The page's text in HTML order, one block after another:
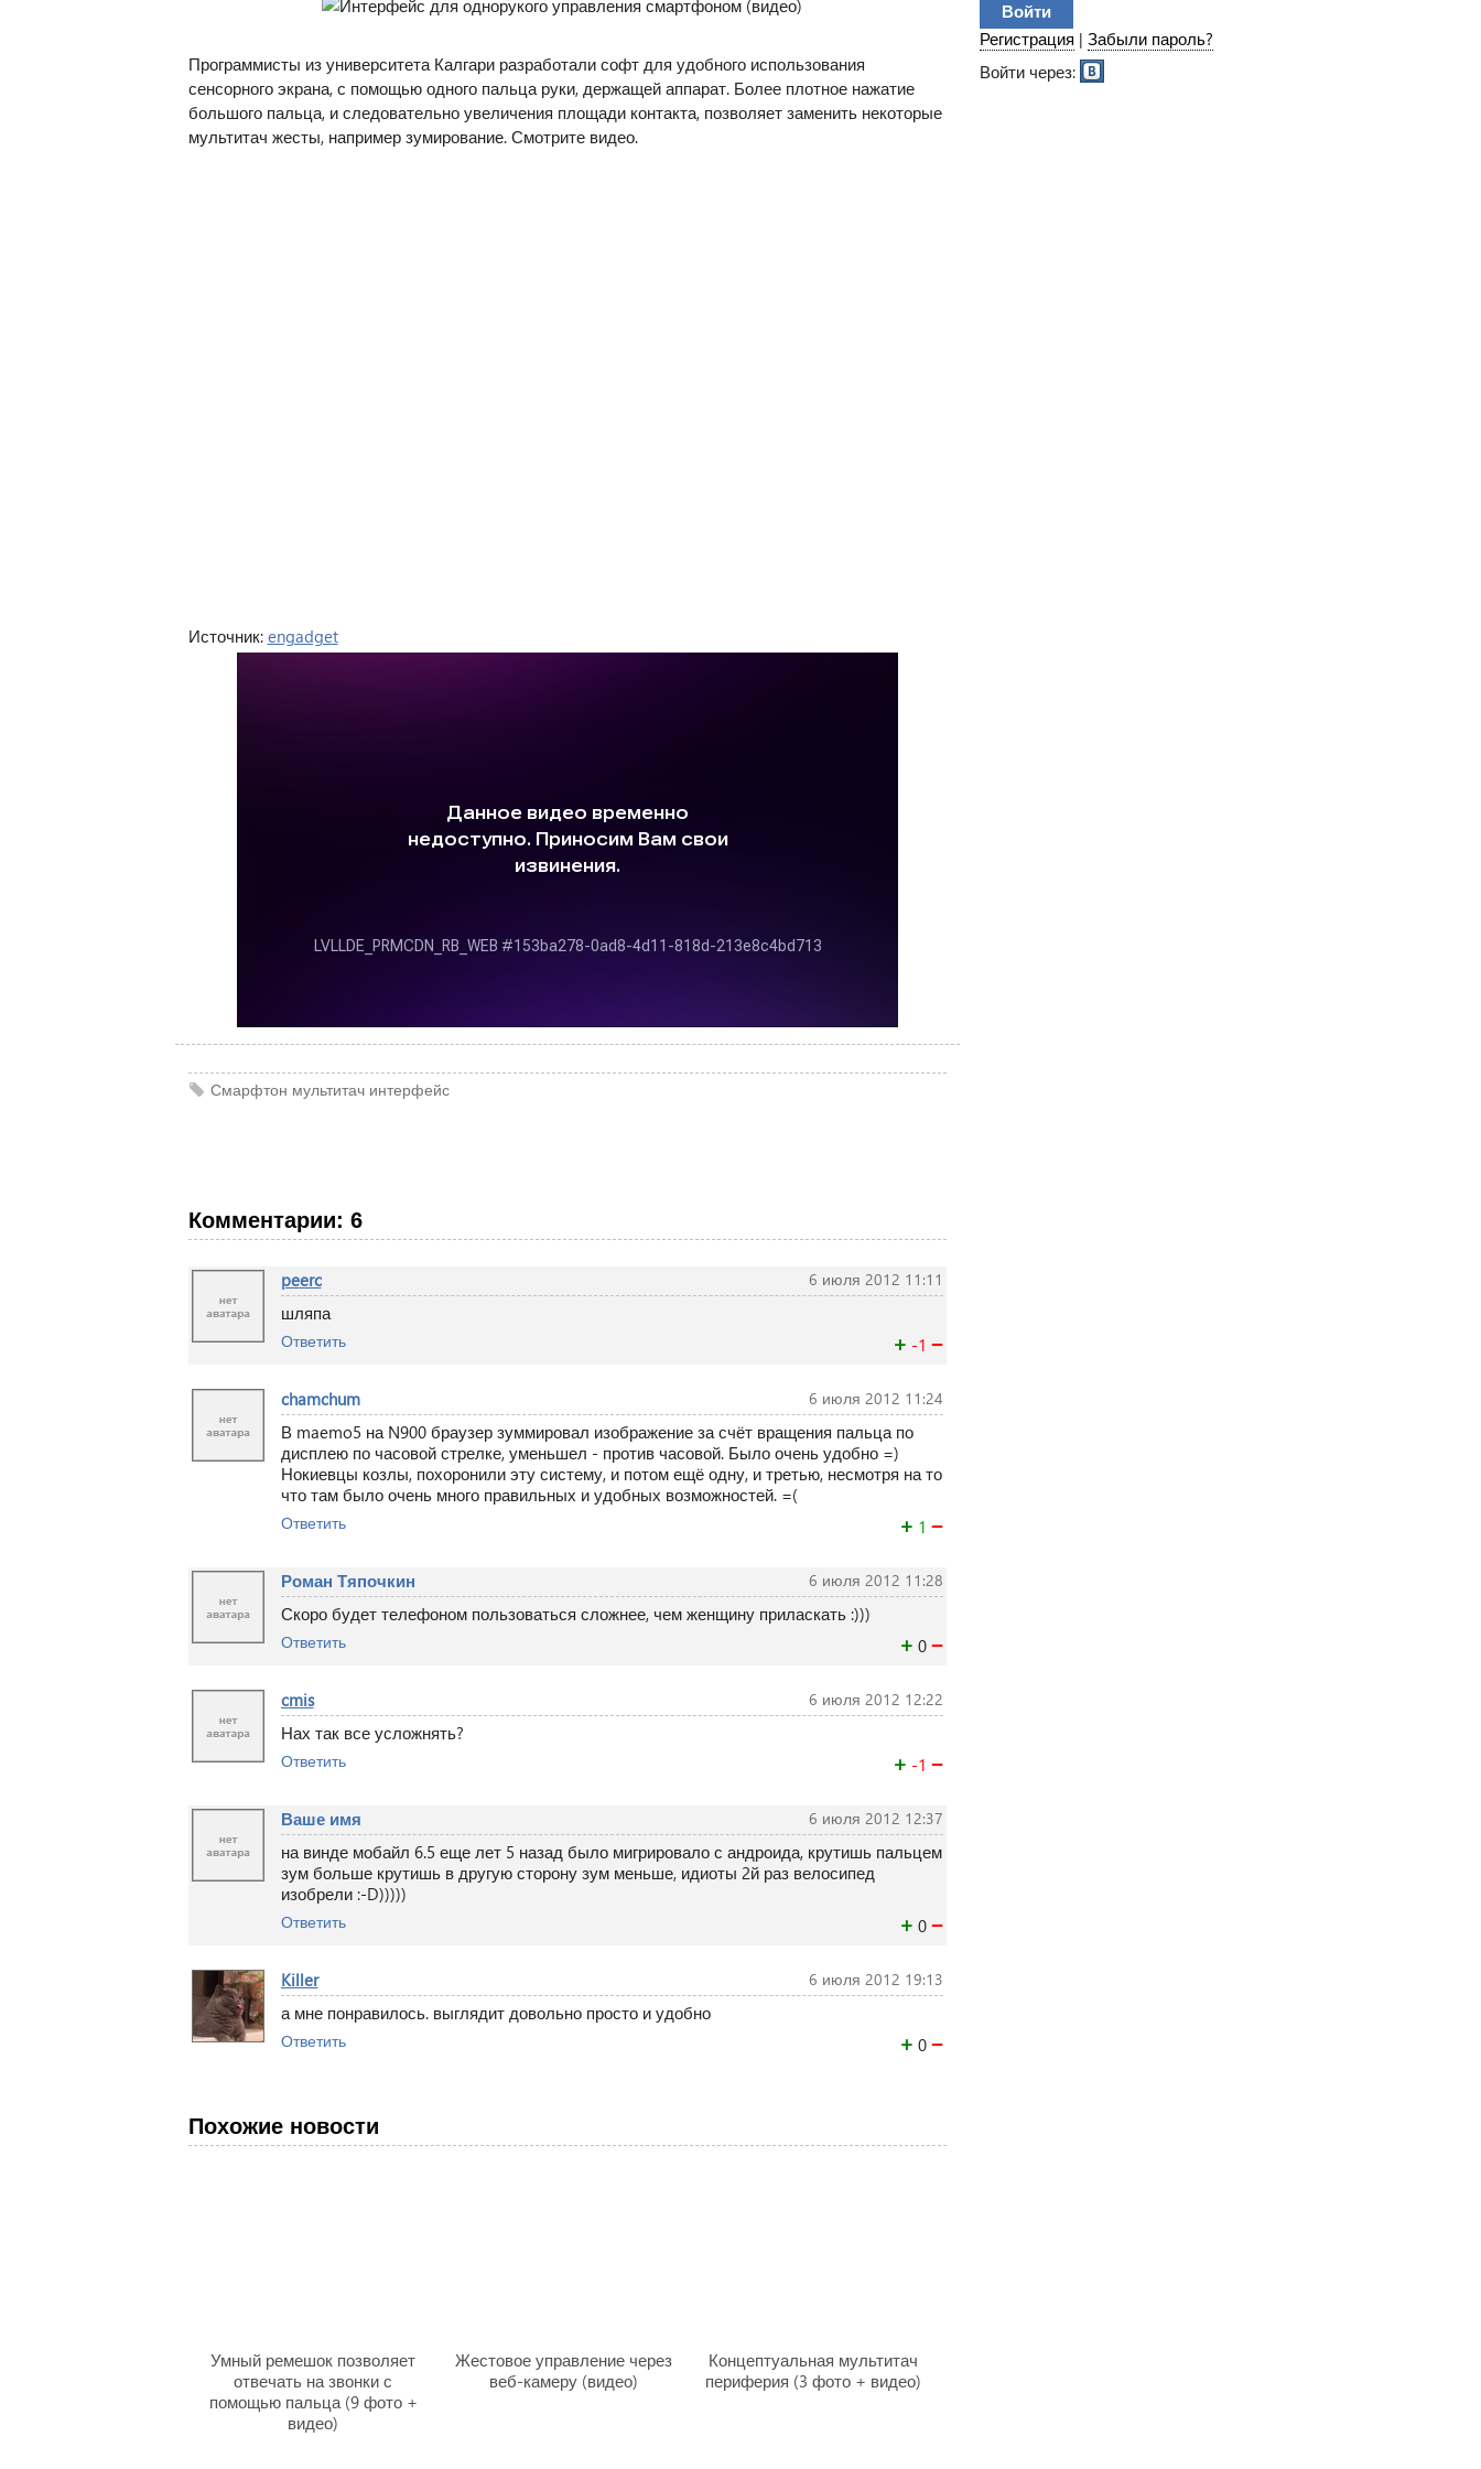
Программисты из университета Калгари разработали софт для удобного использования
сенсорного экрана, с помощью одного пальца руки, держащей аппарат. Более плотное нажатие
большого пальца, и следовательно увеличения площади контакта, позволяет заменить некоторые
мультитач жесты, например зумирование. Смотрите видео.
Источник: engadget
Смарфтон мультитач интерфейс
Комментарии: 6
6 июля 2012 11:11
peerc
шляпа
+ -1 −
Ответить
6 июля 2012 11:24
chamchum
В maemo5 на N900 браузер зуммировал изображение за счёт вращения пальца по
дисплею по часовой стрелке, уменьшел - против часовой. Было очень удобно =)
Нокиевцы козлы, похоронили эту систему, и потом ещё одну, и третью, несмотря на то
что там было очень много правильных и удобных возможностей. =(
+ 1 −
Ответить
6 июля 2012 11:28
Роман Тяпочкин
Скоро будет телефоном пользоваться сложнее, чем женщину приласкать :)))
+ 0 −
Ответить
6 июля 2012 12:22
cmis
Нах так все усложнять?
+ -1 −
Ответить
6 июля 2012 12:37
Ваше имя
на винде мобайл 6.5 еще лет 5 назад было мигрировало с андроида, крутишь пальцем
зум больше крутишь в другую сторону зум меньше, идиоты 2й раз велосипед
изобрели :-D)))))
+ 0 −
Ответить
6 июля 2012 19:13
Killer
а мне понравилось. выглядит довольно просто и удобно
+ 0 −
Ответить
Похожие новости
Умный ремешок позволяет
отвечать на звонки с
помощью пальца (9 фото +
видео)
Жестовое управление через
веб-камеру (видео)
Концептуальная мультитач
периферия (3 фото + видео)
Регистрация | Забыли пароль?
Войти через: